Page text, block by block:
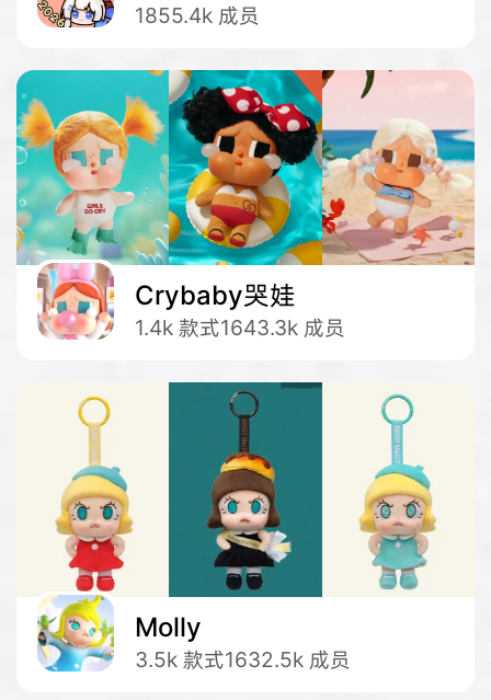
1855.4k 成员
Crybaby哭娃
1.4k 款式1643.3k 成员
Molly
3.5k 款式1632.5k 成员